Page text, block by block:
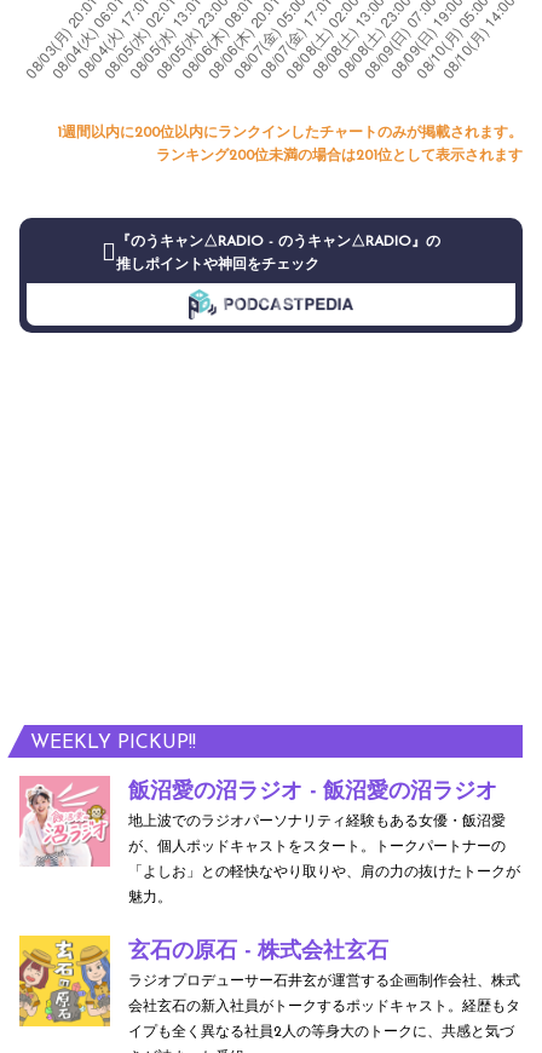
WEEKLY PICKUP!!
飯沼愛の沼ラジオ - 飯沼愛の沼ラジオ
地上波でのラジオパーソナリティ経験もある女優・飯沼愛
が、個人ポッドキャストをスタート。トークパートナーの
「よしお」との軽快なやり取りや、肩の力の抜けたトークが
魅力。
玄石の原石 - 株式会社玄石
ラジオプロデューサー石井玄が運営する企画制作会社、株式
会社玄石の新入社員がトークするポッドキャスト。経歴もタ
イプも全く異なる社員2人の等身大のトークに、共感と気づ
1週間以内に200位以内にランクインしたチャートのみが掲載されます。
ランキング200位未満の場合は201位として表示されます
『のうキャン△RADIO - のうキャン△RADIO』の
推しポイントや神回をチェック